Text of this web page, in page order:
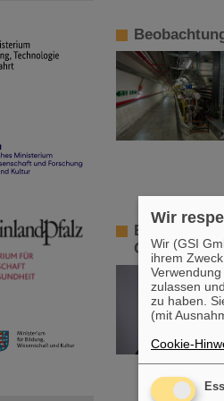
Claudia
Wir
Wir (GSI
ihrem
zulassen
zu haben.
(mit
Cookie-